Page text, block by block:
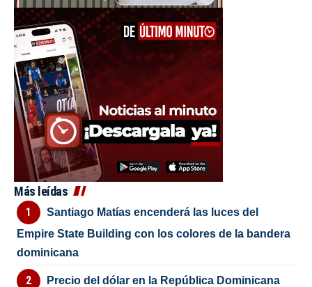
Más leídas
Santiago Matías encenderá las luces del
Empire State Building con los colores de la bandera
dominicana
Precio del dólar en la República Dominicana